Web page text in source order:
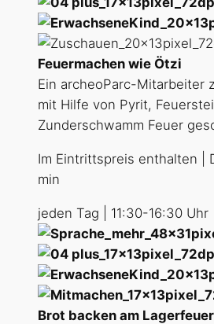
Feuermachen wie Ötzi
Ein archeoParc-Mitarbeiter
mit Hilfe von Pyrit,
Zunderschwamm Feuer
Im Eintrittspreis enthalten |
min
jeden Tag | 11:30-16:30 Uhr
Brot backen am Lagerfeuer